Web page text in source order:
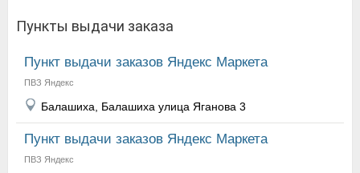
Пункты выдачи заказа
Пункт выдачи заказов Яндекс Маркета
ПВЗ Яндекс
Балашиха, Балашиха улица Яганова 3
Пункт выдачи заказов Яндекс Маркета
ПВЗ Яндекс